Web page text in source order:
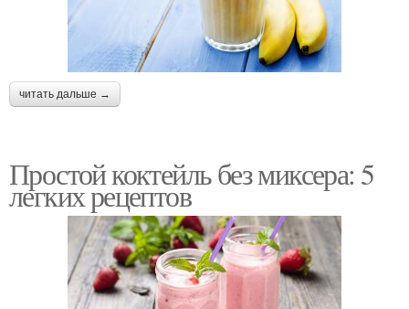
читать дальше →
Простой коктейль без миксера: 5
легких рецептов